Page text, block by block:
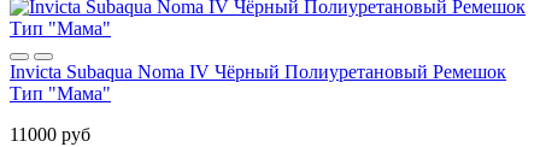
Invicta Subaqua Noma IV Чёрный Полиуретановый Ремешок
Тип "Мама"
11000 руб